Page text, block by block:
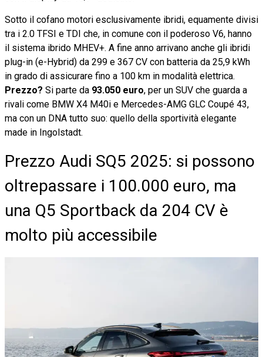
Sotto il cofano motori esclusivamente ibridi, equamente divisi
tra i 2.0 TFSI e TDI che, in comune con il poderoso V6, hanno
il sistema ibrido MHEV+. A fine anno arrivano anche gli ibridi
plug-in (e-Hybrid) da 299 e 367 CV con batteria da 25,9 kWh
in grado di assicurare fino a 100 km in modalità elettrica.
Prezzo? Si parte da 93.050 euro, per un SUV che guarda a
rivali come BMW X4 M40i e Mercedes-AMG GLC Coupé 43,
ma con un DNA tutto suo: quello della sportività elegante
made in Ingolstadt.
Prezzo Audi SQ5 2025: si possono
oltrepassare i 100.000 euro, ma
una Q5 Sportback da 204 CV è
molto più accessibile